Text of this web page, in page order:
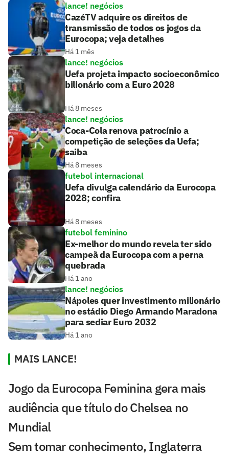
lance! negócios
CazéTV adquire os direitos de
transmissão de todos os jogos da
Eurocopa; veja detalhes
Há 1 mês
lance! negócios
Uefa projeta impacto socioeconômico
bilionário com a Euro 2028
Há 8 meses
lance! negócios
Coca-Cola renova patrocínio a
competição de seleções da Uefa;
saiba
Há 8 meses
futebol internacional
Uefa divulga calendário da Eurocopa
2028; confira
Há 8 meses
futebol feminino
Ex-melhor do mundo revela ter sido
campeã da Eurocopa com a perna
quebrada
Há 1 ano
lance! negócios
Nápoles quer investimento milionário
no estádio Diego Armando Maradona
para sediar Euro 2032
Há 1 ano
MAIS LANCE!
Jogo da Eurocopa Feminina gera mais
audiência que título do Chelsea no
Mundial
Sem tomar conhecimento, Inglaterra